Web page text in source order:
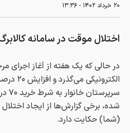
۲۰ خرداد ۱۴۰۲ - ۱۳:۳۶
اختلال موقت در سامانه
در حالی که یک هفته از آغاز اجرای
شده، برخی گزارش‌ها از ایجاد
(شما) حکایت دارد.